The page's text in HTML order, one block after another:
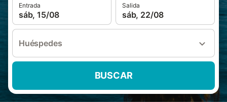
Entrada
sáb, 15/08
Salida
sáb, 22/08
Huéspedes
BUSCAR